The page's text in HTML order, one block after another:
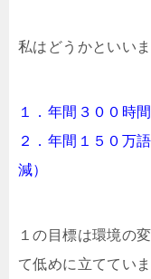
私はどうかといい
１．年間３００時
２．年間１５０万
減）
１の目標は環境の
て低めに立ててい